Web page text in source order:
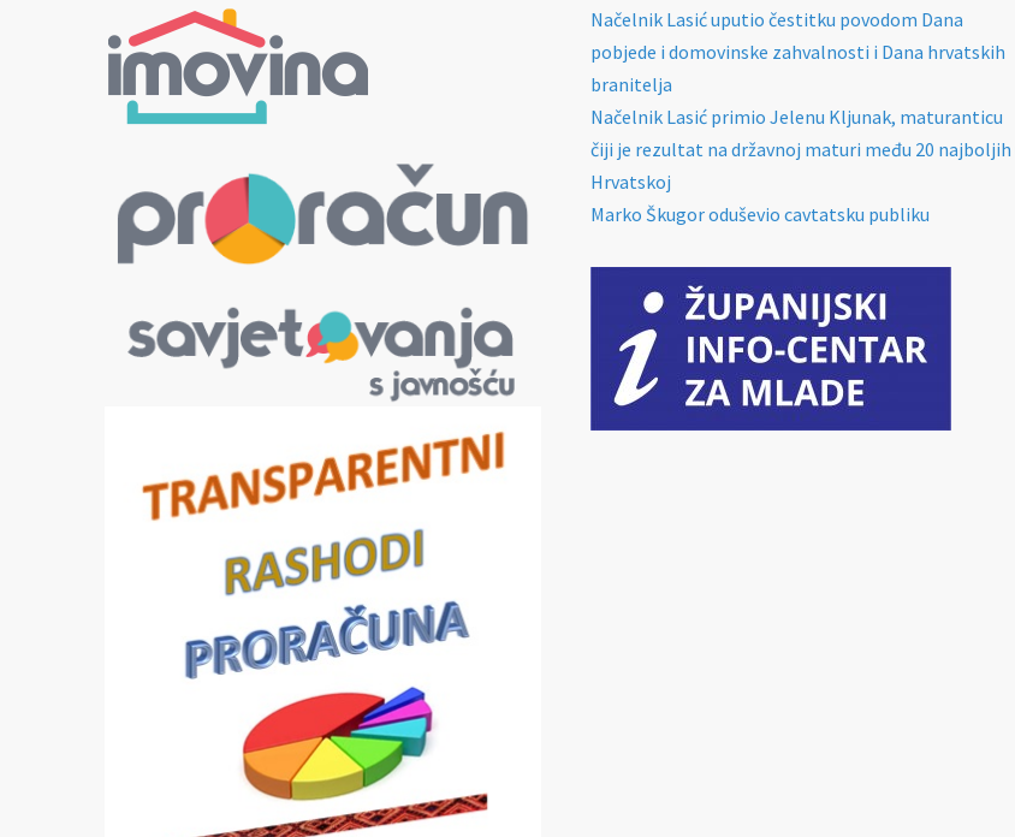
Načelnik Lasić uputio čestitku povodom Dana
pobjede i domovinske zahvalnosti i Dana hrvatskih
branitelja
Načelnik Lasić primio Jelenu Kljunak, maturanticu
čiji je rezultat na državnoj maturi među 20 najboljih
Hrvatskoj
Marko Škugor oduševio cavtatsku publiku